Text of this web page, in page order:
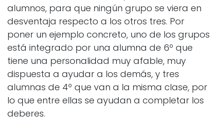
alumnos, para que ningún grupo se viera en
desventaja respecto a los otros tres. Por
poner un ejemplo concreto, uno de los grupos
está integrado por una alumna de 6º que
tiene una personalidad muy afable, muy
dispuesta a ayudar a los demás, y tres
alumnas de 4º que van a la misma clase, por
lo que entre ellas se ayudan a completar los
deberes.